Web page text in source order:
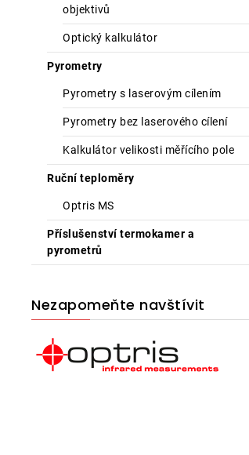
objektivů
Optický kalkulátor
Pyrometry
Pyrometry s laserovým cílením
Pyrometry bez laserového cílení
Kalkulátor velikosti měřícího pole
Ruční teploměry
Optris MS
Příslušenství termokamer a
pyrometrů
Nezapomeňte navštívit